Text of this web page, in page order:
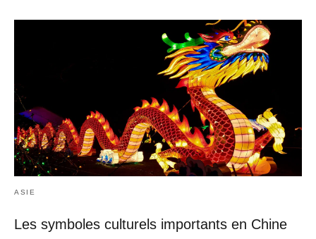
ASIE
Les symboles culturels importants en Chine